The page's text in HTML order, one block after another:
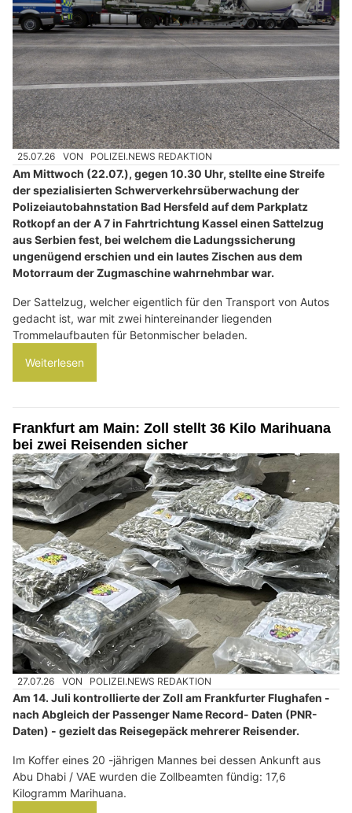
25.07.26 VON POLIZEI.NEWS REDAKTION
Am Mittwoch (22.07.), gegen 10.30 Uhr, stellte eine Streife
der spezialisierten Schwerverkehrsüberwachung der
Polizeiautobahnstation Bad Hersfeld auf dem Parkplatz
Rotkopf an der A 7 in Fahrtrichtung Kassel einen Sattelzug
aus Serbien fest, bei welchem die Ladungssicherung
ungenügend erschien und ein lautes Zischen aus dem
Motorraum der Zugmaschine wahrnehmbar war.
Der Sattelzug, welcher eigentlich für den Transport von Autos
gedacht ist, war mit zwei hintereinander liegenden
Trommelaufbauten für Betonmischer beladen.
Weiterlesen
Frankfurt am Main: Zoll stellt 36 Kilo Marihuana
bei zwei Reisenden sicher
27.07.26 VON POLIZEI.NEWS REDAKTION
Am 14. Juli kontrollierte der Zoll am Frankfurter Flughafen -
nach Abgleich der Passenger Name Record- Daten (PNR-
Daten) - gezielt das Reisegepäck mehrerer Reisender.
Im Koffer eines 20 -jährigen Mannes bei dessen Ankunft aus
Abu Dhabi / VAE wurden die Zollbeamten fündig: 17,6
Kilogramm Marihuana.